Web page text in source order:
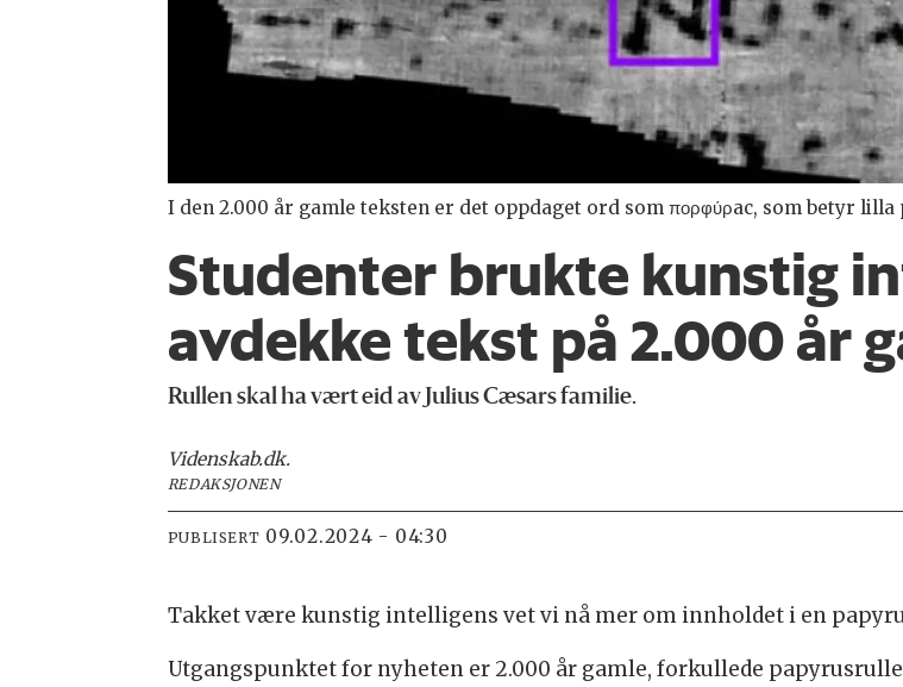
I den 2.000 år gamle teksten er det oppdaget ord som πορφύρac, som betyr lilla
Studenter brukte kunstig
avdekke tekst på 2.000 år
Rullen skal ha vært eid av Julius Cæsars familie.
Videnskab.dk.
REDAKSJONEN
PUBLISERT 09.02.2024 - 04:30
Takket være kunstig intelligens vet vi nå mer om innholdet i en
Utgangspunktet for nyheten er 2.000 år gamle, forkullede